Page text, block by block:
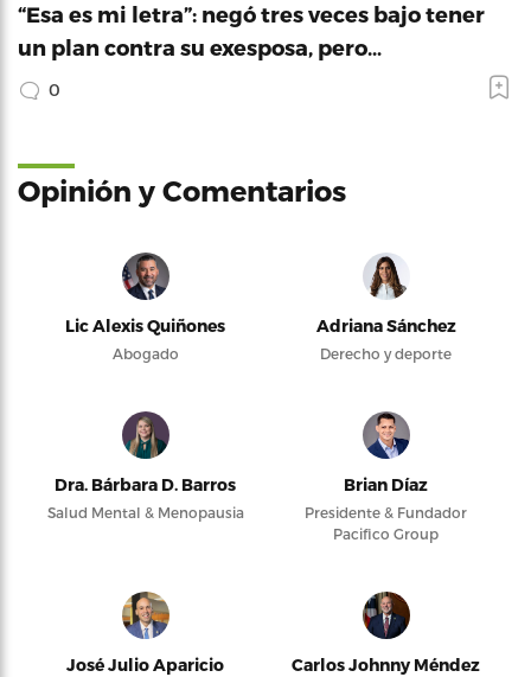
“Esa es mi letra”: negó tres veces bajo tener
un plan contra su exesposa, pero…
0
Opinión y Comentarios
Lic Alexis Quiñones
Abogado
Adriana Sánchez
Derecho y deporte
Dra. Bárbara D. Barros
Salud Mental & Menopausia
Brian Díaz
Presidente & Fundador
Pacifico Group
José Julio Aparicio
Carlos Johnny Méndez